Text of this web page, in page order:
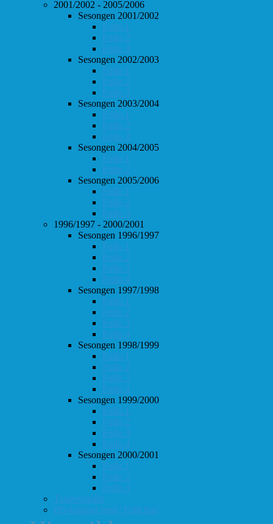
2001/2002 - 2005/2006
Sesongen 2001/2002
Follo 1
Follo 2
Follo 3
Sesongen 2002/2003
Follo 1
Follo 2
Follo 3
Sesongen 2003/2004
Follo 1
Follo 2
Follo 3
Sesongen 2004/2005
Follo 1
Follo 2
Sesongen 2005/2006
Follo 1
Follo 2
Follo 3
1996/1997 - 2000/2001
Sesongen 1996/1997
Follo 1
Follo 2
Follo 3
Follo 4
Sesongen 1997/1998
Follo 1
Follo 2
Follo 3
Follo 4
Sesongen 1998/1999
Follo 1
Follo 2
Follo 3
Follo 4
Sesongen 1999/2000
Follo 1
Follo 2
Follo 3
Follo 4
Sesongen 2000/2001
Follo 1
Follo 2
Follo 3
Totaloversikt
ØS-kamper med "Fullt hus"